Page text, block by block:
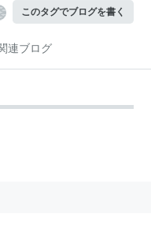
このタグでブログを書く
連ブログ